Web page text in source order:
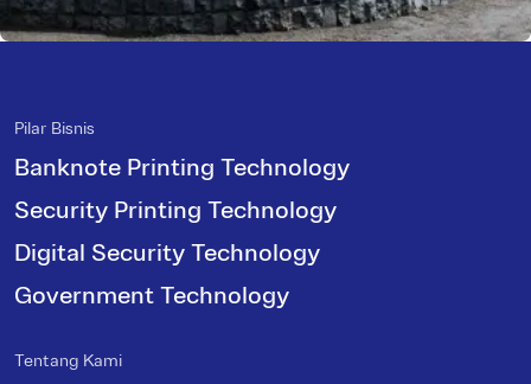
Pilar Bisnis
Banknote Printing Technology
Security Printing Technology
Digital Security Technology
Government Technology
Tentang Kami